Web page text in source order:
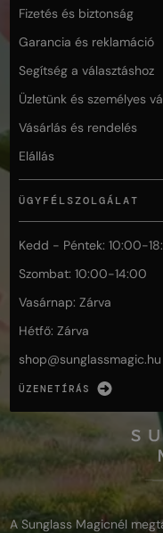
Fizetés és biztonság
Garancia és reklamáció
Segítség a választáshoz
Üzletünk és személyes
Vásárlás és rendelés
Elállás
ÜGYFÉLSZOLGÁLAT
Kedd - Péntek: 10:00-
Szombat: 10:00-14:00
Vasárnap: Zárva
Hétfő: Zárva
shop@sunglassmagic.hu
ÜZENETÍRÁS
A Sunglass Magicnél